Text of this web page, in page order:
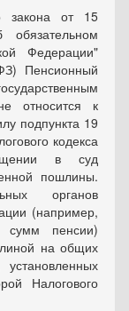
закона от 15
Федерации"
Пенсионный
относится к
подпункта 19
кодекса
в суд
пошлины.
органов
(например,
сумм пенсии)
на общих
Налогового